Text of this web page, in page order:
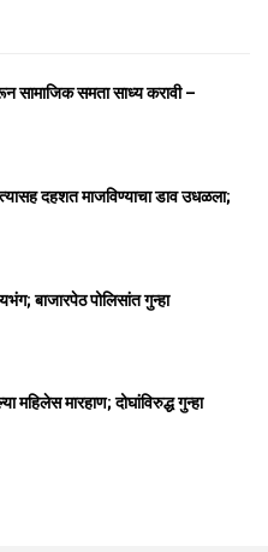
सामाजिक समता साध्य करावी –
दहशत माजविण्याचा डाव उधळला;
बाजारपेठ पोलिसांत गुन्हा
महिलेस मारहाण; दोघांविरुद्ध गुन्हा